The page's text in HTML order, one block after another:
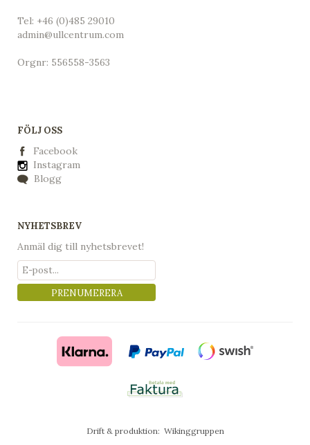
Tel: +46 (0)485 29010
admin@ullcentrum.com
Orgnr: 556558-3563
FÖLJ OSS
Facebook
Instagram
Blogg
NYHETSBREV
Anmäl dig till nyhetsbrevet!
PRENUMERERA
Drift & produktion: Wikinggruppen